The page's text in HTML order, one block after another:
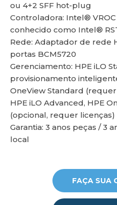
ou 4+2 SFF hot-plug
Controladora: Intel®
conhecido como Intel®
Rede: Adaptador de rede
portas BCM5720
Gerenciamento: HPE iLO
provisionamento
OneView Standard
HPE iLO Advanced, HPE
(opcional, requer licenças)
Garantia: 3 anos peças / 3
local
FAÇA SUA